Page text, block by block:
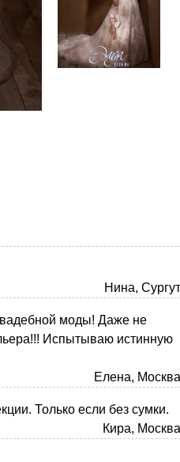
Нина, Сургут
моды! Даже не
Испытываю истинную
Елена, Москва
Только если без сумки.
Кира, Москва